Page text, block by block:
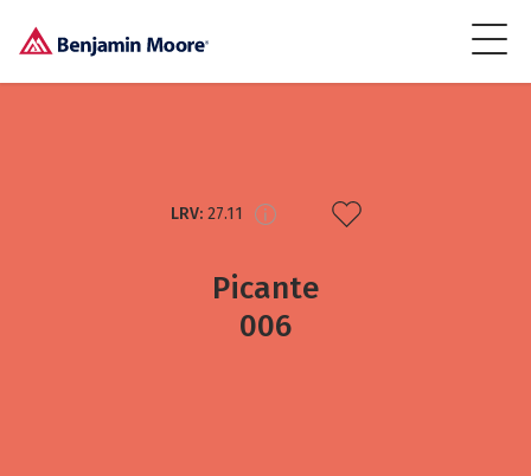
LRV: 27.11
Picante
006